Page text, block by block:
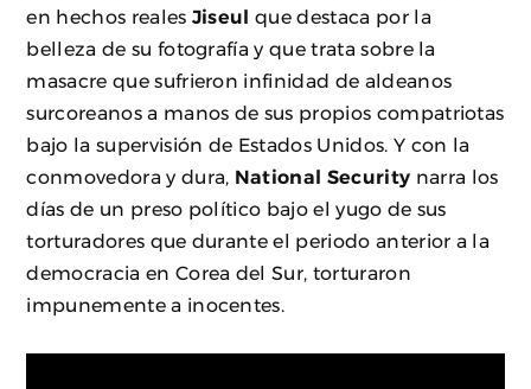
en hechos reales Jiseul que destaca por la
belleza de su fotografía y que trata sobre la
masacre que sufrieron infinidad de aldeanos
surcoreanos a manos de sus propios compatriotas
bajo la supervisión de Estados Unidos. Y con la
conmovedora y dura, National Security narra los
días de un preso político bajo el yugo de sus
torturadores que durante el periodo anterior a la
democracia en Corea del Sur, torturaron
impunemente a inocentes.